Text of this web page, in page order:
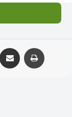
Compartilhar via e-mail